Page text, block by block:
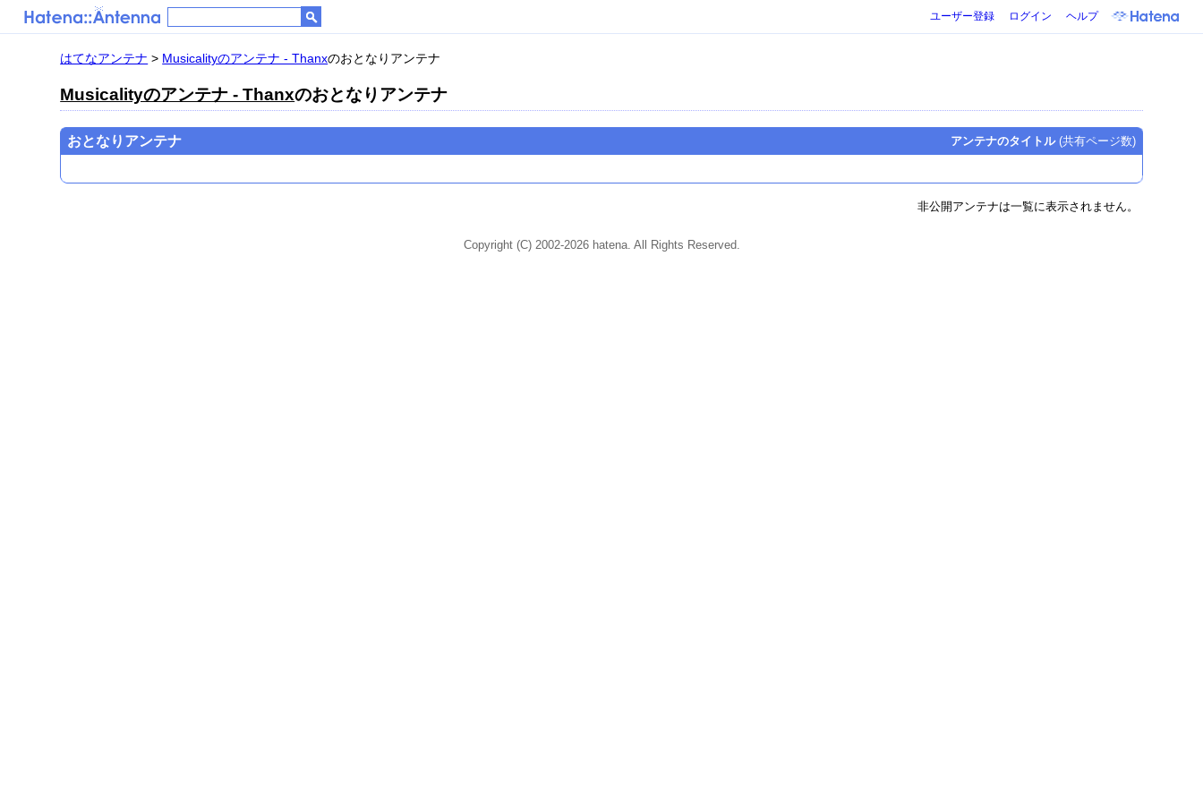
ユーザー登録 ログイン ヘルプ
はてなアンテナ > Musicalityのアンテナ - Thanxのおとなりアンテナ
Musicalityのアンテナ - Thanxのおとなりアンテナ
おとなりアンテナ アンテナのタイトル(共有ページ数)
非公開アンテナは一覧に表示されません。
Copyright (C) 2002-2026 hatena. All Rights Reserved.